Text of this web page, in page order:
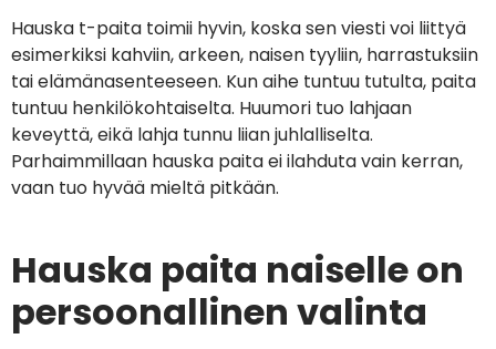
Hauska t-paita toimii hyvin, koska sen viesti voi liittyä
esimerkiksi kahviin, arkeen, naisen tyyliin, harrastuksiin
tai elämänasenteeseen. Kun aihe tuntuu tutulta, paita
tuntuu henkilökohtaiselta. Huumori tuo lahjaan
keveyttä, eikä lahja tunnu liian juhlalliselta.
Parhaimmillaan hauska paita ei ilahduta vain kerran,
vaan tuo hyvää mieltä pitkään.
Hauska paita naiselle on
persoonallinen valinta